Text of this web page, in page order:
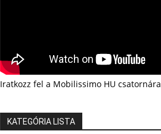
Iratkozz fel a Mobilissimo HU csatornára
KATEGÓRIA LISTA